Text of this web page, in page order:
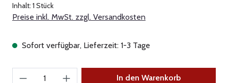
Inhalt: 1 Stück
Preise inkl. MwSt. zzgl. Versandkosten
Sofort verfügbar, Lieferzeit: 1-3 Tage
Produkt Anzahl: Gib den gewünschten Wert
In den Warenkorb